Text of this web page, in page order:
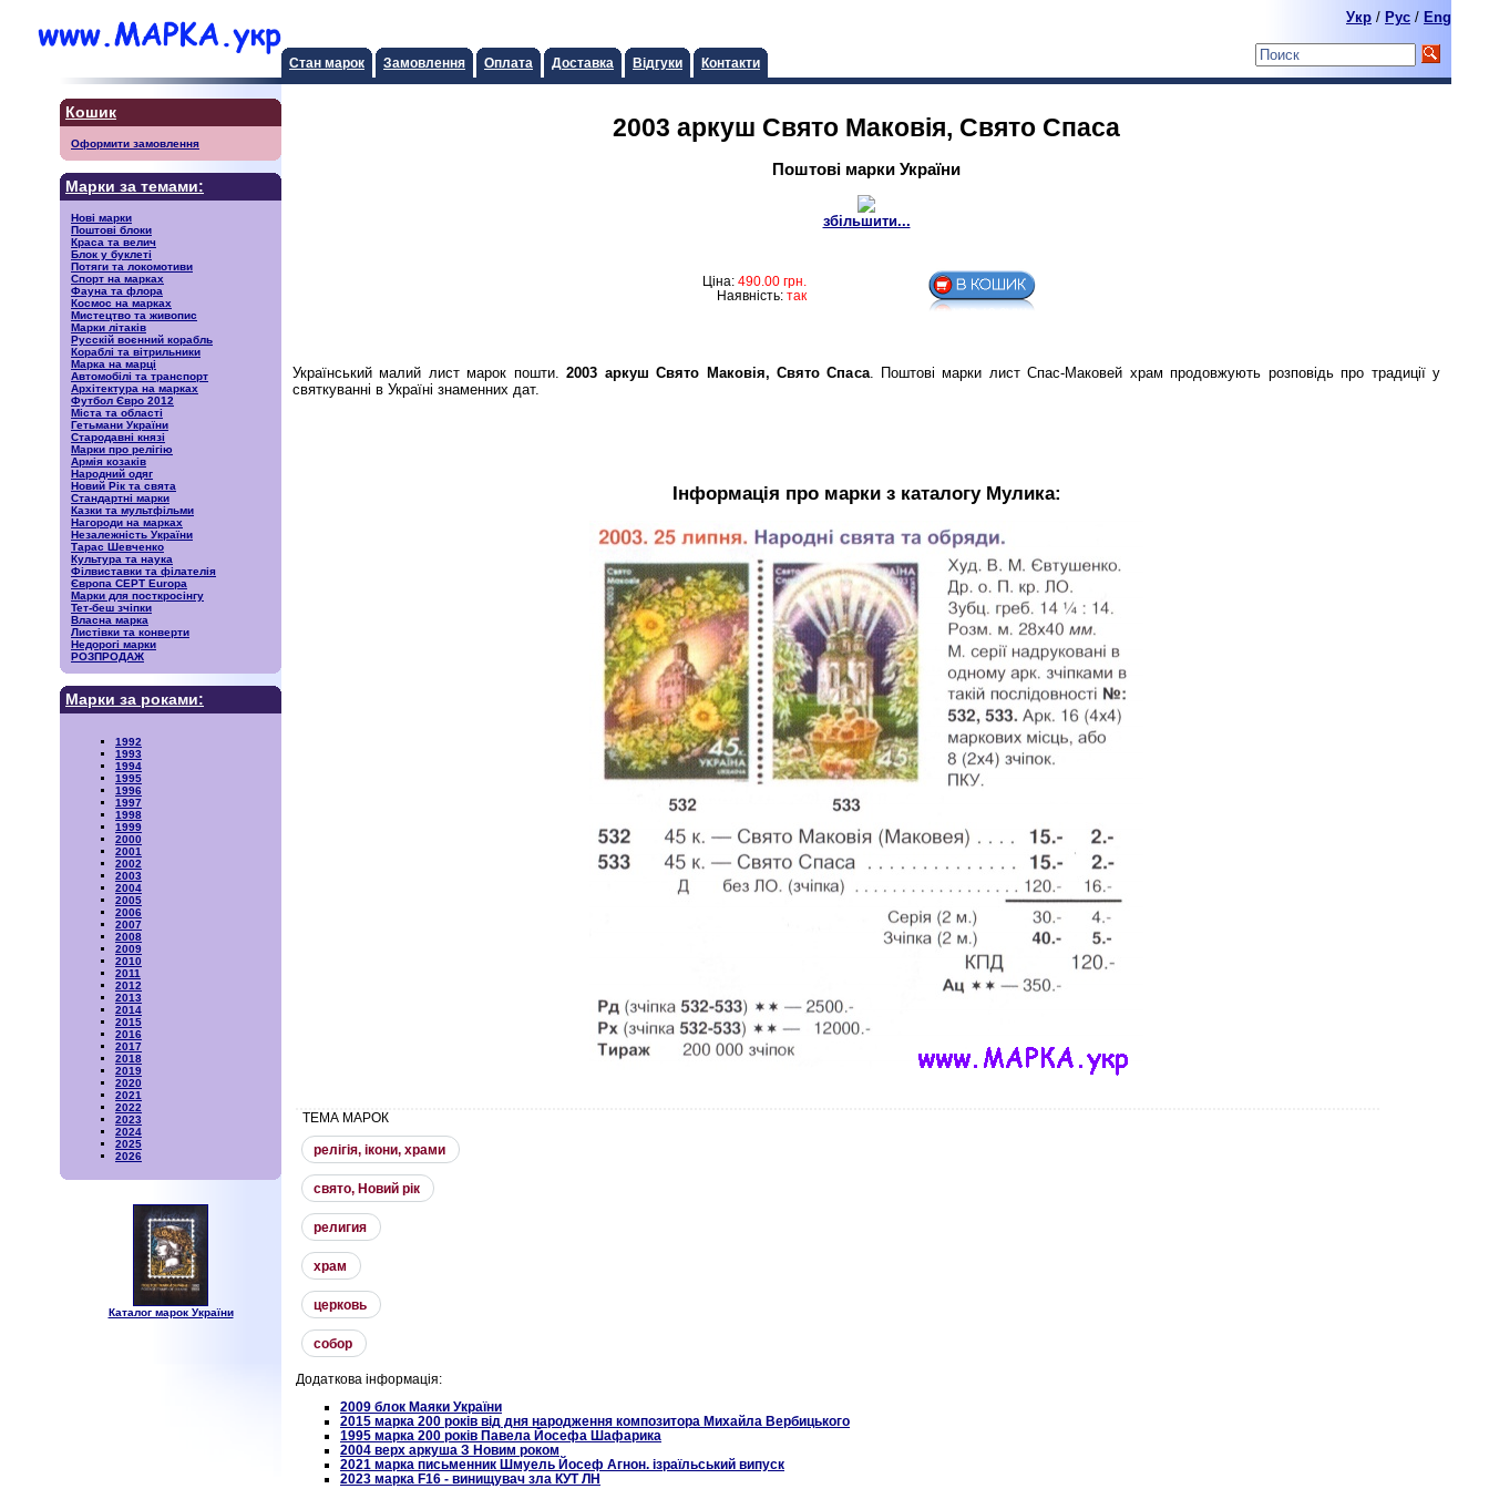
Стан марок Замовлення Оплата Доставка Відгуки Контакти
Укр / Pyc / Eng
Кошик
Оформити замовлення
Марки за темами:
Нові марки
Поштові блоки
Краса та велич
Блок у буклеті
Потяги та локомотиви
Спорт на марках
Фауна та флора
Космос на марках
Мистецтво та живопис
Марки літаків
Русскiй воєнний корабль
Кораблі та вітрильники
Марка на марці
Автомобілі та транспорт
Архітектура на марках
Футбол Євро 2012
Міста та області
Гетьмани України
Стародавні князі
Марки про релігію
Армія козаків
Народний одяг
Новий Рік та свята
Стандартні марки
Казки та мультфільми
Нагороди на марках
Незалежність України
Тарас Шевченко
Культура та наука
Філвиставки та філателія
Європа CEPT Europa
Марки для посткросінгу
Тет-беш зчіпки
Власна марка
Листівки та конверти
Недорогі марки
РОЗПРОДАЖ
Марки за роками:
1992
1993
1994
1995
1996
1997
1998
1999
2000
2001
2002
2003
2004
2005
2006
2007
2008
2009
2010
2011
2012
2013
2014
2015
2016
2017
2018
2019
2020
2021
2022
2023
2024
2025
2026
Каталог марок України
2003 аркуш Свято Маковiя, Свято Спаса
Поштові марки України
збільшити...
Ціна: 490.00 грн.
Наявність: так
Український малий лист марок пошти.2003 аркуш Свято Маковiя, Свято Спаса. Поштові марки лист Спас-Маковей храм продовжують розповідь про традиції у
святкуванні в Україні знаменних дат.
Інформація про марки з каталогу Мулика:
ТЕМА МАРОК
релiгiя, iкони, храми
свято, Новий рiк
религия
храм
церковь
собор
Додаткова інформація:
2009 блок Маяки України
2015 марка 200 років від дня народження композитора Михайла Вербицького
1995 марка 200 років Павела Йосефа Шафарика
2004 верх аркуша З Новим роком
2021 марка письменник Шмуель Йосеф Агнон. ізраїльський випуск
2023 марка F16 - винищувач зла КУТ ЛН